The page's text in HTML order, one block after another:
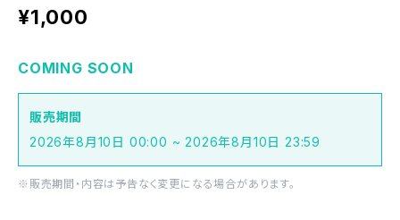
¥1,000
COMING SOON
販売期間
2026年8月10日 00:00 ~ 2026年8月10日 23:59
※販売期間・内容は予告なく変更になる場合があります。